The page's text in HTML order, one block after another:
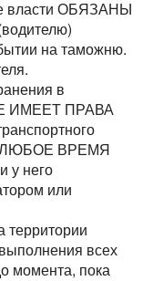
власти ОБЯЗАНЫ
на таможню.
в
ИМЕЕТ ПРАВА
В ЛЮБОЕ ВРЕМЯ
у него
или
территории
всех
момента, пока